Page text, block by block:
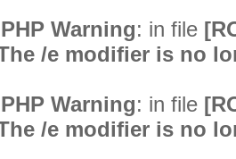
Warning: in file
/e modifier is no
Warning: in file
/e modifier is no